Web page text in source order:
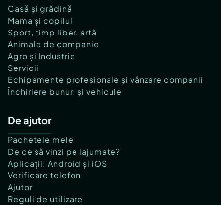
Casă și grădină
Mama și copilul
Sport, timp liber, artă
Animale de companie
Agro și Industrie
Servicii
Echipamente profesionale și vânzare companii
Închiriere bunuri și vehicule
De ajutor
Pachetele mele
De ce să vinzi pe lajumate?
Aplicații: Android și iOS
Verificare telefon
Ajutor
Reguli de utilizare